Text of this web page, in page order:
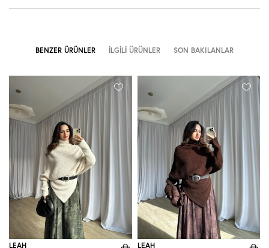
BENZER ÜRÜNLER İLGILI ÜRÜNLER SON BAKILANLAR
LEAH LEAH